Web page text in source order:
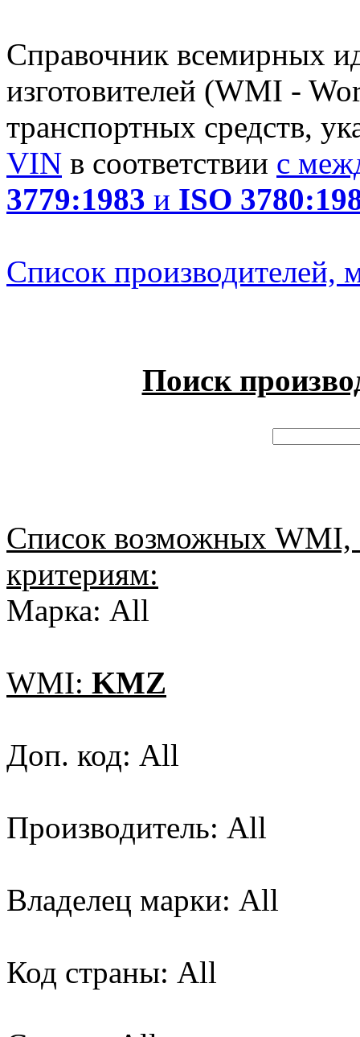
Справочник всемирных
изготовителей (WMI -
транспортных средств,
VIN в соответствии с
3779:1983 и ISO
Список производителей,
Поиск
Список возможных
критериям:
Марка: All
WMI: KMZ
Доп. код: All
Производитель: All
Владелец марки: All
Код страны: All